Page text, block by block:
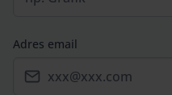
Adres email